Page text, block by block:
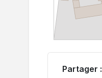
Partager :